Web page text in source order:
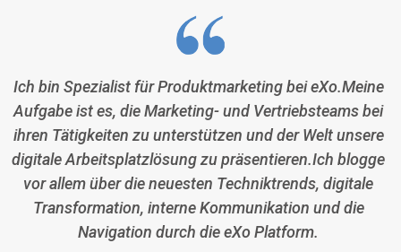
Ich bin Spezialist für Produktmarketing bei eXo.Meine
Aufgabe ist es, die Marketing- und Vertriebsteams bei
ihren Tätigkeiten zu unterstützen und der Welt unsere
digitale Arbeitsplatzlösung zu präsentieren.Ich blogge
vor allem über die neuesten Techniktrends, digitale
Transformation, interne Kommunikation und die
Navigation durch die eXo Platform.